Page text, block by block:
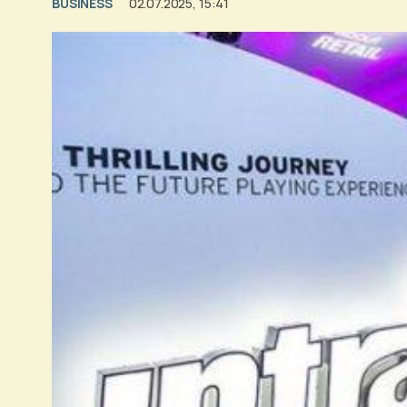
BUSINESS 02.07.2025, 15:41